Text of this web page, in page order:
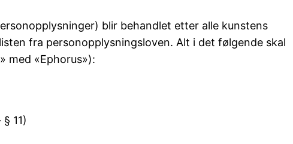
blir behandlet etter alle kunstens
fra personopplysningsloven. Alt i det følgende skal
med «Ephorus»):
11)